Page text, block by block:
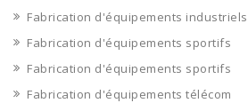
Fabrication d'équipements industriels
Fabrication d'équipements sportifs
Fabrication d'équipements sportifs
Fabrication d'équipements télécom